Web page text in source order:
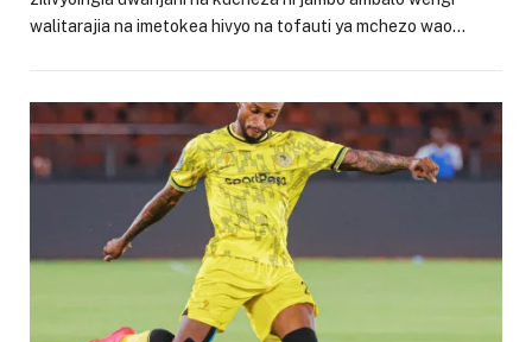
walitarajia na imetokea hivyo na tofauti ya mchezo wao…